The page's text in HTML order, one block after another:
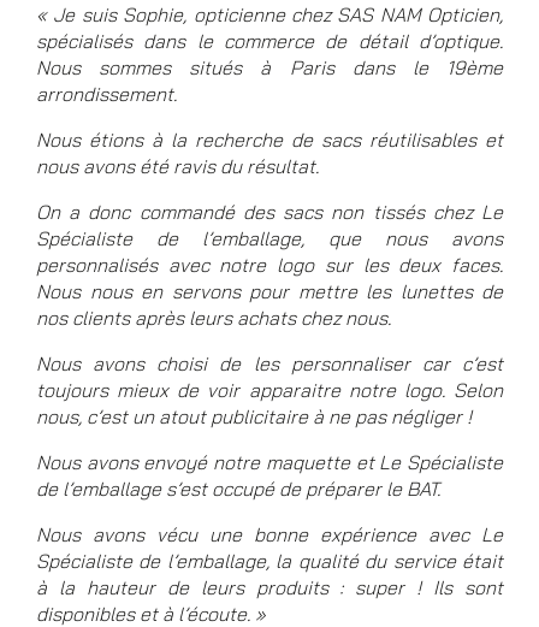
« Je suis Sophie, opticienne chez SAS NAM Opticien,
spécialisés dans le commerce de détail d’optique.
Nous sommes situés à Paris dans le 19ème
arrondissement.
Nous étions à la recherche de sacs réutilisables et
nous avons été ravis du résultat.
On a donc commandé des sacs non tissés chez Le
Spécialiste de l’emballage, que nous avons
personnalisés avec notre logo sur les deux faces.
Nous nous en servons pour mettre les lunettes de
nos clients après leurs achats chez nous.
Nous avons choisi de les personnaliser car c’est
toujours mieux de voir apparaitre notre logo. Selon
nous, c’est un atout publicitaire à ne pas négliger !
Nous avons envoyé notre maquette et Le Spécialiste
de l’emballage s’est occupé de préparer le BAT.
Nous avons vécu une bonne expérience avec Le
Spécialiste de l’emballage, la qualité du service était
à la hauteur de leurs produits : super ! Ils sont
disponibles et à l’écoute. »